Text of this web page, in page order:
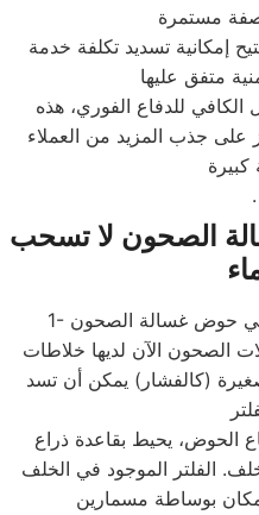
إمكانية تسديد تكلفة خدمة
متفق عليها
الكافي للدفاع الفوري، هذه
على جذب المزيد من العملاء
كبيرة
.
الصحون لا تسحب
في حوض غسالة الصحون
الصحون الآن لديها خلاطات
(كالفشار) يمكن أن تسد
الحوض، يحيط بقاعدة ذراع
الفلتر الموجود في الخلف